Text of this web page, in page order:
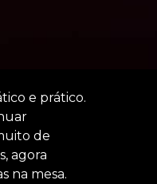
e prático.
de
agora
na mesa.